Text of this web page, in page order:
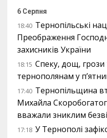
6 Серпня
18:40 Тернопільські
Преображення
захисників України
18:15 Спеку, дощ,
тернополянам у
17:40 Тернопільщина
Михайла
вважали зниклим
17:18 У Тернополі